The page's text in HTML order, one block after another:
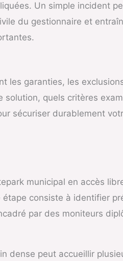
Un simple incident
du gestionnaire et
les garanties, les
solution, quels critères
sécuriser durablement
municipal en accès
consiste à identifier
par des moniteurs
dense peut accueillir